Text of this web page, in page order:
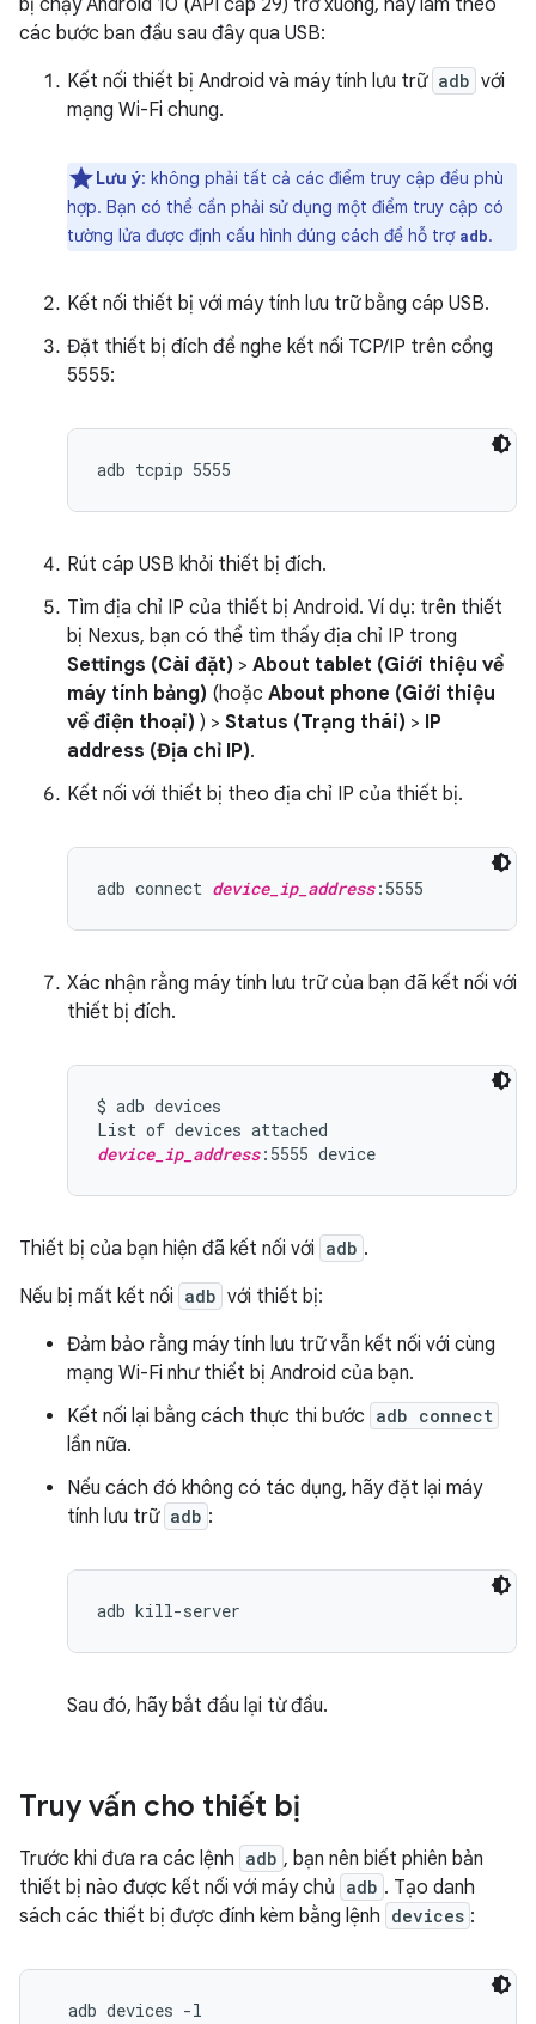
bị chạy Android 10 (API cấp 29) trở xuống, hãy làm theo
các bước ban đầu sau đây qua USB:
Kết nối thiết bị Android và máy tính lưu trữ adb với
mạng Wi-Fi chung.
Lưu ý: không phải tất cả các điểm truy cập đều phù
hợp. Bạn có thể cần phải sử dụng một điểm truy cập có
tường lửa được định cấu hình đúng cách để hỗ trợ adb.
Kết nối thiết bị với máy tính lưu trữ bằng cáp USB.
Đặt thiết bị đích để nghe kết nối TCP/IP trên cổng
5555:
Rút cáp USB khỏi thiết bị đích.
Tìm địa chỉ IP của thiết bị Android. Ví dụ: trên thiết
bị Nexus, bạn có thể tìm thấy địa chỉ IP trong
Settings (Cài đặt) > About tablet (Giới thiệu về
máy tính bảng) (hoặc About phone (Giới thiệu
về điện thoại) ) > Status (Trạng thái) > IP
address (Địa chỉ IP).
Kết nối với thiết bị theo địa chỉ IP của thiết bị.
adb connect device_ip_address
Xác nhận rằng máy tính lưu trữ của bạn đã kết nối với
thiết bị đích.
$ adb devices
device_ip_address
Thiết bị của bạn hiện đã kết nối với adb .
Nếu bị mất kết nối adb với thiết bị:
Đảm bảo rằng máy tính lưu trữ vẫn kết nối với cùng
mạng Wi-Fi như thiết bị Android của bạn.
Kết nối lại bằng cách thực thi bước adb connect
lần nữa.
Nếu cách đó không có tác dụng, hãy đặt lại máy
tính lưu trữ adb :
Sau đó, hãy bắt đầu lại từ đầu.
Truy vấn cho thiết bị
Trước khi đưa ra các lệnh adb , bạn nên biết phiên bản
thiết bị nào được kết nối với máy chủ adb . Tạo danh
sách các thiết bị được đính kèm bằng lệnh devices :
  adb devices -l